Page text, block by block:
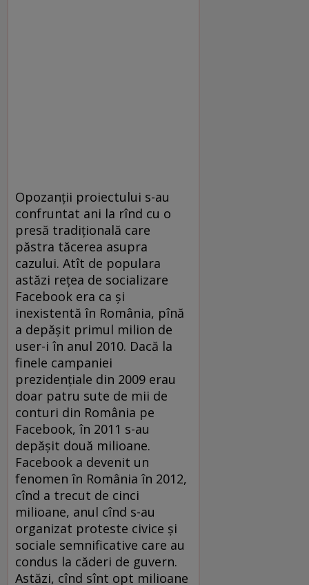
Opozanții proiectului s-au
confruntat ani la rînd cu o
presă tradiţională care
păstra tăcerea asupra
cazului. Atît de populara
astăzi reţea de socializare
Facebook era ca şi
inexistentă în România, pînă
a depăşit primul milion de
user-i în anul 2010. Dacă la
finele campaniei
prezidenţiale din 2009 erau
doar patru sute de mii de
conturi din România pe
Facebook, în 2011 s-au
depăşit două milioane.
Facebook a devenit un
fenomen în România în 2012,
cînd a trecut de cinci
milioane, anul cînd s-au
organizat proteste civice şi
sociale semnificative care au
condus la căderi de guvern.
Astăzi, cînd sînt opt milioane